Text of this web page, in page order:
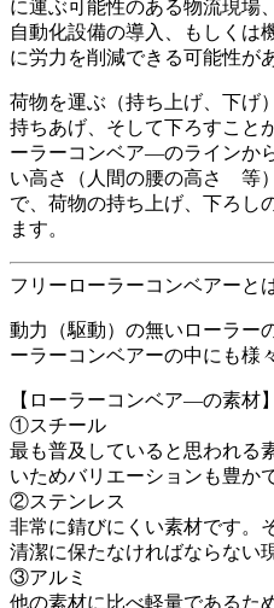
に運ぶ可能性のある物流現場
自動化設備の導入、もしくは
に労力を削減できる可能性が
荷物を運ぶ（持ち上げ、下げ
持ちあげ、そして下ろすこと
ーラーコンベア―のラインか
い高さ（人間の腰の高さ 等
で、荷物の持ち上げ、下ろし
ます。
フリーローラーコンベアーと
動力（駆動）の無いローラー
ーラーコンベアーの中にも様
【ローラーコンベア―の素材】
①スチール
最も普及していると思われる
いためバリエーションも豊か
②ステンレス
非常に錆びにくい素材です。
清潔に保たなければならない
③アルミ
他の素材に比べ軽量であるた